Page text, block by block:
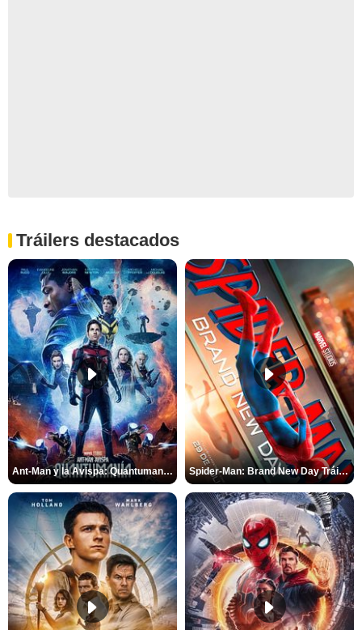
Tráilers destacados
Ant-Man y la Avispa: Quantumanía Tráiler (2) Spider-Man: Brand New Day Tráiler (3)